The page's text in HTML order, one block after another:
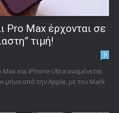
Pro Max έρχονται σε
τιμή!
0
και iPhone Ultra αναμένεται
μήνα από την Apple, με τον Mark